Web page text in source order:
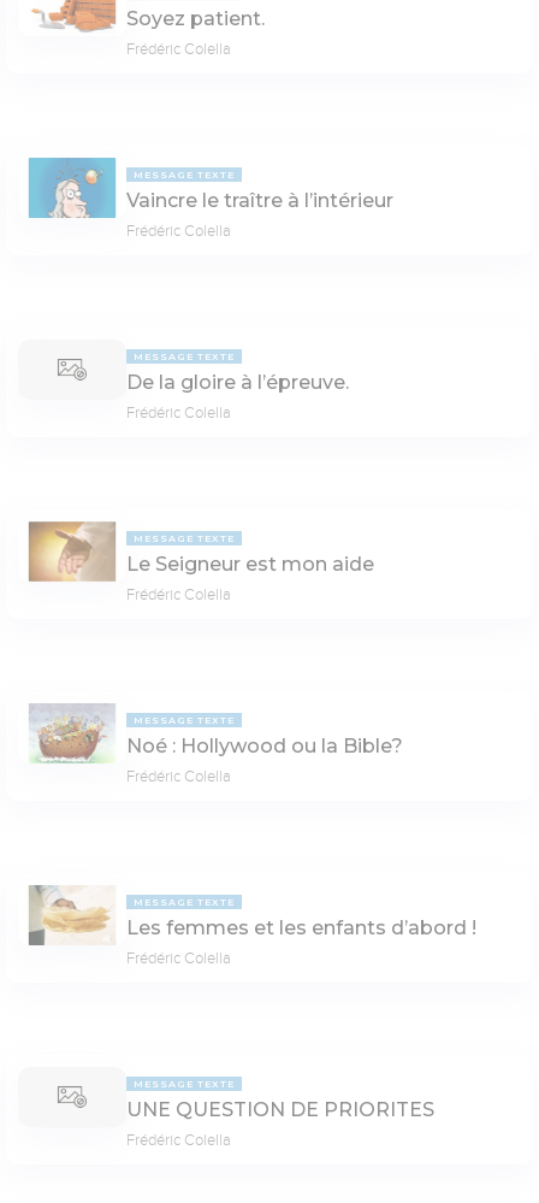
Soyez patient.
Frédéric Colella
MESSAGE TEXTE
Vaincre le traître à l’intérieur
Frédéric Colella
MESSAGE TEXTE
De la gloire à l’épreuve.
Frédéric Colella
MESSAGE TEXTE
Le Seigneur est mon aide
Frédéric Colella
MESSAGE TEXTE
Noé : Hollywood ou la Bible?
Frédéric Colella
MESSAGE TEXTE
Les femmes et les enfants d’abord !
Frédéric Colella
MESSAGE TEXTE
UNE QUESTION DE PRIORITES
Frédéric Colella